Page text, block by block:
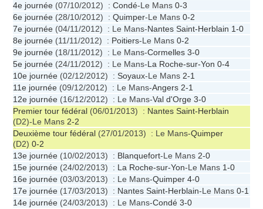
4e journée (07/10/2012) : Condé-Le Mans 0-3
6e journée (28/10/2012) : Quimper-Le Mans 0-2
7e journée (04/11/2012) : Le Mans-Nantes Saint-Herblain 1-0
8e journée (11/11/2012) : Poitiers-Le Mans 0-2
9e journée (18/11/2012) : Le Mans-Cormelles 3-0
5e journée (24/11/2012) : Le Mans-La Roche-sur-Yon 0-4
10e journée (02/12/2012) : Soyaux-Le Mans 2-1
11e journée (09/12/2012) : Le Mans-Angers 2-1
12e journée (16/12/2012) : Le Mans-Val d'Orge 3-0
Premier tour fédéral (06/01/2013) : Nantes Saint-Herblain
(D2)-Le Mans 2-2
Deuxième tour fédéral (27/01/2013) : Le Mans-Quimper
(D2) 0-2
13e journée (10/02/2013) : Blanquefort-Le Mans 2-0
15e journée (24/02/2013) : La Roche-sur-Yon-Le Mans 1-0
16e journée (03/03/2013) : Le Mans-Quimper 4-0
17e journée (17/03/2013) : Nantes Saint-Herblain-Le Mans 0-1
14e journée (24/03/2013) : Le Mans-Condé 3-0